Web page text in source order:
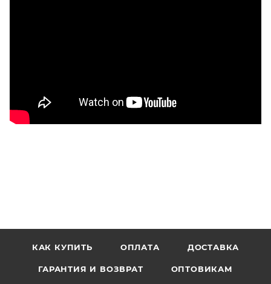
КАК КУПИТЬ ОПЛАТА ДОСТАВКА
ГАРАНТИЯ И ВОЗВРАТ ОПТОВИКАМ